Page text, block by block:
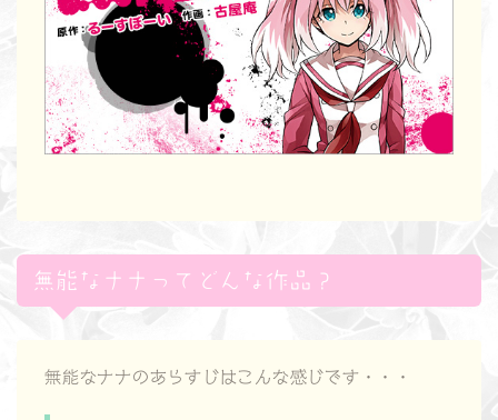
無能なナナってどんな作品？
無能なナナのあらすじはこんな感じです・・・